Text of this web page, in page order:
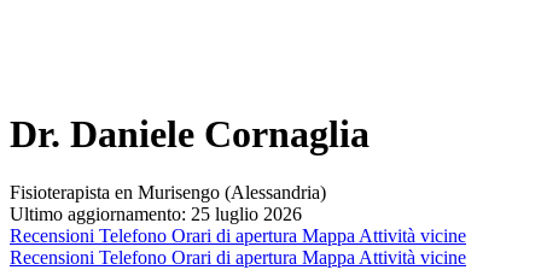
Dr. Daniele Cornaglia
Fisioterapista en Murisengo (Alessandria)
Ultimo aggiornamento: 25 luglio 2026
Recensioni Telefono Orari di apertura Mappa Attività vicine
Recensioni Telefono Orari di apertura Mappa Attività vicine